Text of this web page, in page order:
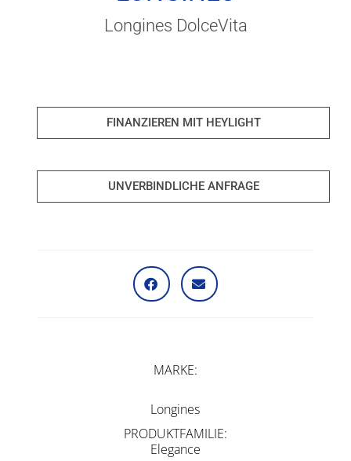
Longines DolceVita
FINANZIEREN MIT HEYLIGHT
UNVERBINDLICHE ANFRAGE
MARKE
Longines
PRODUKTFAMILIE
Elegance